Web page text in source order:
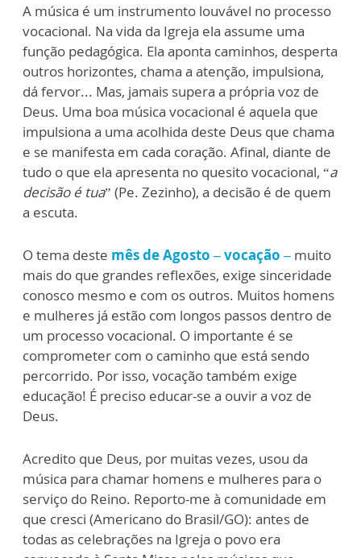
A música é um instrumento louvável no processo
vocacional. Na vida da Igreja ela assume uma
função pedagógica. Ela aponta caminhos, desperta
outros horizontes, chama a atenção, impulsiona,
dá fervor... Mas, jamais supera a própria voz de
Deus. Uma boa música vocacional é aquela que
impulsiona a uma acolhida deste Deus que chama
e se manifesta em cada coração. Afinal, diante de
tudo o que ela apresenta no quesito vocacional, “a
decisão é tua” (Pe. Zezinho), a decisão é de quem
a escuta.
O tema deste mês de Agosto – vocação – muito
mais do que grandes reflexões, exige sinceridade
conosco mesmo e com os outros. Muitos homens
e mulheres já estão com longos passos dentro de
um processo vocacional. O importante é se
comprometer com o caminho que está sendo
percorrido. Por isso, vocação também exige
educação! É preciso educar-se a ouvir a voz de
Deus.
Acredito que Deus, por muitas vezes, usou da
música para chamar homens e mulheres para o
serviço do Reino. Reporto-me à comunidade em
que cresci (Americano do Brasil/GO): antes de
todas as celebrações na Igreja o povo era